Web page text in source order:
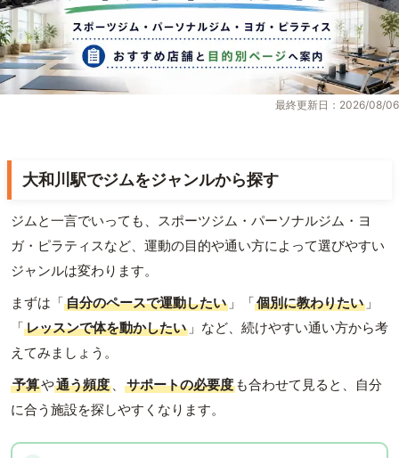
最終更新日：2026/08/06
大和川駅でジムをジャンルから探す
ジムと一言でいっても、スポーツジム・パーソナルジム・ヨ
ガ・ピラティスなど、運動の目的や通い方によって選びやすい
ジャンルは変わります。
まずは「自分のペースで運動したい 」「個別に教わりたい 」
「レッスンで体を動かしたい 」など、続けやすい通い方から考
えてみましょう。
予算や通う頻度 、 サポートの必要度 も合わせて見ると、自分
に合う施設を探しやすくなります。